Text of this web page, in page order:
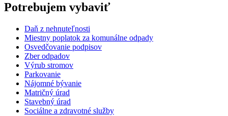
Potrebujem vybaviť
Daň z nehnuteľnosti
Miestny poplatok za komunálne odpady
Osvedčovanie podpisov
Zber odpadov
Výrub stromov
Parkovanie
Nájomné bývanie
Matričný úrad
Stavebný úrad
Sociálne a zdravotné služby